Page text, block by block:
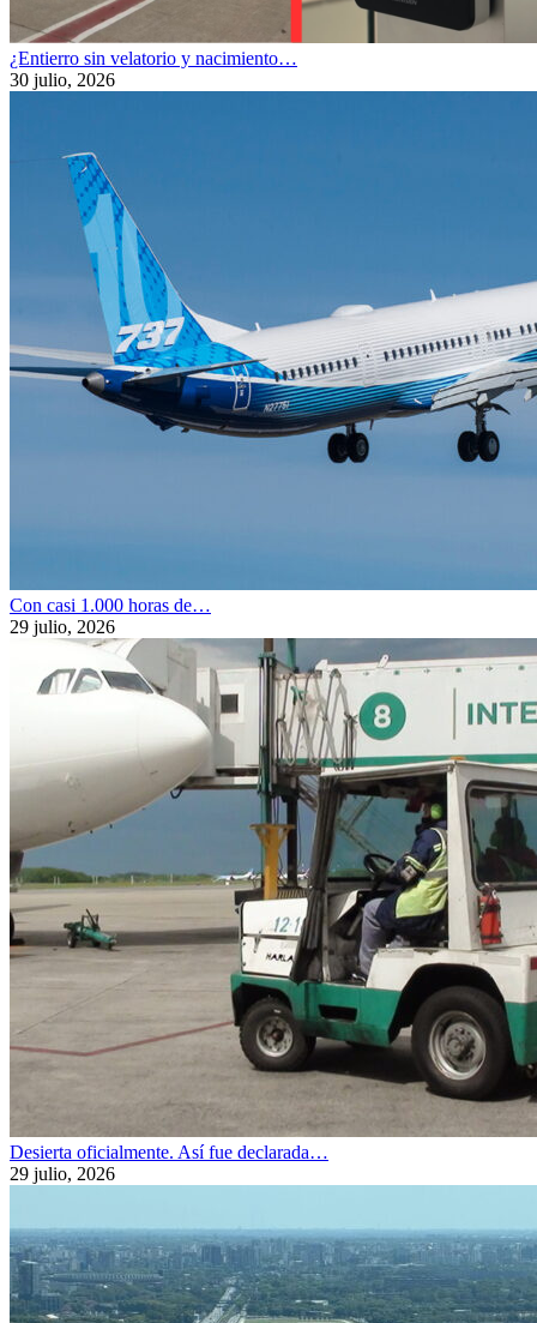
¿Entierro sin velatorio y nacimiento…
30 julio, 2026
Con casi 1.000 horas de…
29 julio, 2026
Desierta oficialmente. Así fue declarada…
29 julio, 2026